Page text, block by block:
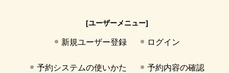
[ユーザーメニュー]
新規ユーザー登録 ログイン
予約システムの使いかた 予約内容の確認